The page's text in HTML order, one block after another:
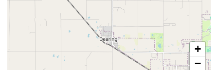
+
−